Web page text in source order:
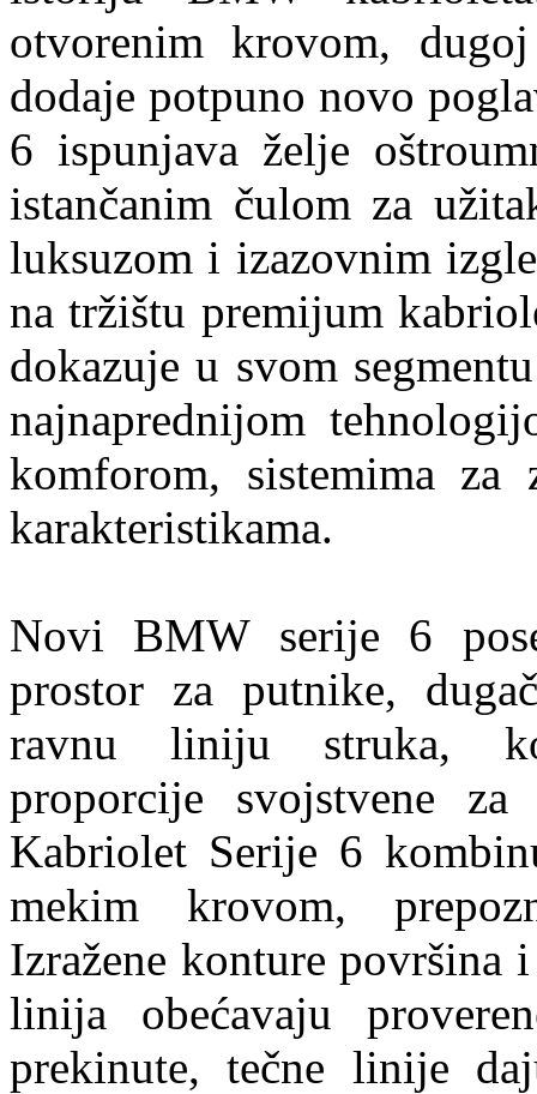
otvorenim krovom,
dodaje potpuno novo
6 ispunjava želje
istančanim čulom za
luksuzom i izazovnim
na tržištu premijum
dokazuje u svom
najnaprednijom
komforom, sistemima za
karakteristikama.
Novi BMW serije 6
prostor za putnike,
ravnu liniju struka,
proporcije svojstvene
Kabriolet Serije 6
mekim krovom,
Izražene konture površina
linija obećavaju
prekinute, tečne linije